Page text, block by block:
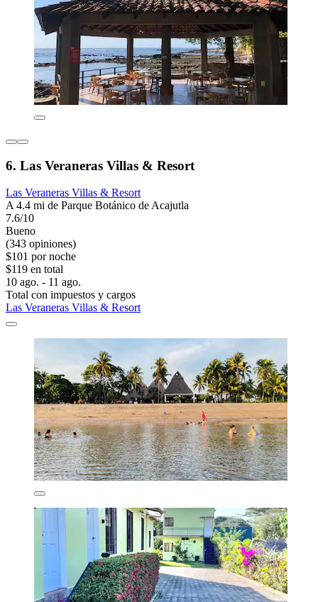
6. Las Veraneras Villas & Resort
Las Veraneras Villas & Resort
A 4.4 mi de Parque Botánico de Acajutla
7.6/10
Bueno
(343 opiniones)
$101 por noche
$119 en total
10 ago. - 11 ago.
Total con impuestos y cargos
Las Veraneras Villas & Resort